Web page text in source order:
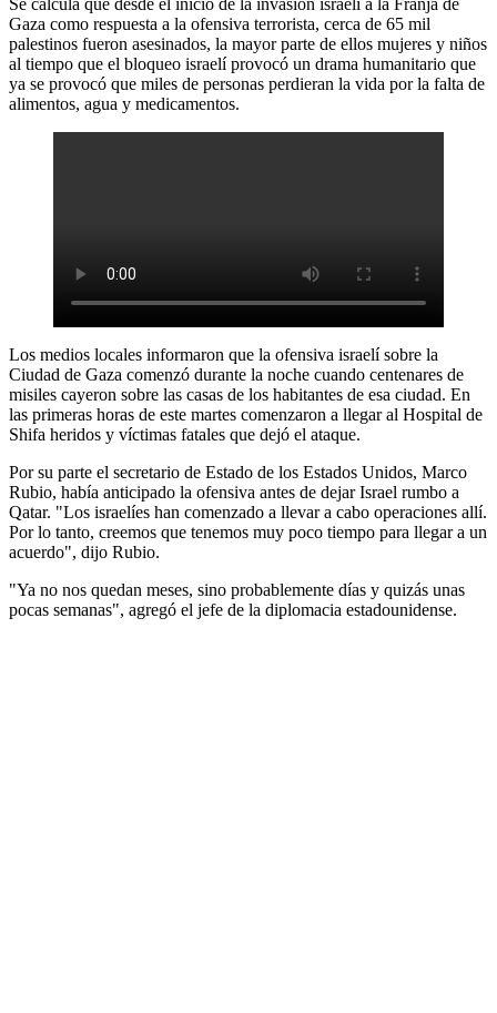
Gaza como respuesta a la ofensiva terrorista, cerca de 65 mil
palestinos fueron asesinados, la mayor parte de ellos mujeres y niños
al tiempo que el bloqueo israelí provocó un drama humanitario que
ya se provocó que miles de personas perdieran la vida por la falta de
alimentos, agua y medicamentos.
Los medios locales informaron que la ofensiva israelí sobre la
Ciudad de Gaza comenzó durante la noche cuando centenares de
misiles cayeron sobre las casas de los habitantes de esa ciudad. En
las primeras horas de este martes comenzaron a llegar al Hospital de
Shifa heridos y víctimas fatales que dejó el ataque.
Por su parte el secretario de Estado de los Estados Unidos, Marco
Rubio, había anticipado la ofensiva antes de dejar Israel rumbo a
Qatar. "Los israelíes han comenzado a llevar a cabo operaciones allí.
Por lo tanto, creemos que tenemos muy poco tiempo para llegar a un
acuerdo", dijo Rubio.
"Ya no nos quedan meses, sino probablemente días y quizás unas
pocas semanas", agregó el jefe de la diplomacia estadounidense.